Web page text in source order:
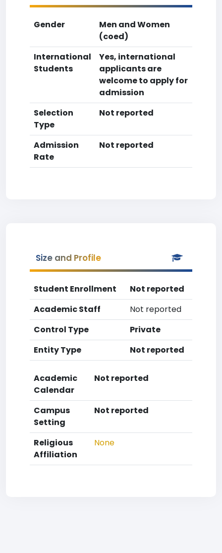
Gender
Men and Women
(coed)
International
Students
Yes, international
applicants are
welcome to apply for
admission
Selection
Type
Not reported
Admission
Rate
Not reported
Size and Profile
Student Enrollment
Not reported
Academic Staff
Not reported
Control Type
Private
Entity Type
Not reported
Academic
Calendar
Not reported
Campus
Setting
Not reported
Religious
Affiliation
None